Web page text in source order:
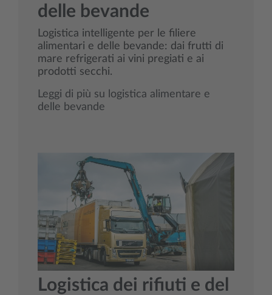
delle bevande
Logistica intelligente per le filiere
alimentari e delle bevande: dai frutti di
mare refrigerati ai vini pregiati e ai
prodotti secchi.
Leggi di più su logistica alimentare e
delle bevande
Logistica dei rifiuti e del